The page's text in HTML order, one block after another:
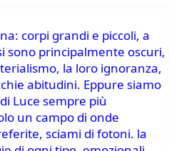
corpi grandi e piccoli, a
sono principalmente oscuri,
la loro ignoranza,
abitudini. Eppure siamo
Luce sempre più
un campo di onde
sciami di fotoni. la